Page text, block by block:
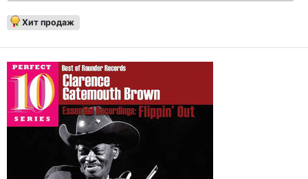
Хит продаж